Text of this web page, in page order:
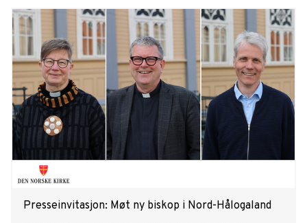
Presseinvitasjon: Møt ny biskop i Nord-Hålogaland